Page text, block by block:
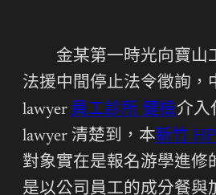
金某第一時光向寶山
法援中間停止法令徵詢，
lawyer 員工診所 健檢介入
lawyer 清楚到，本新竹
對象實在是報名游學進修
是以公司員工的成分餐與